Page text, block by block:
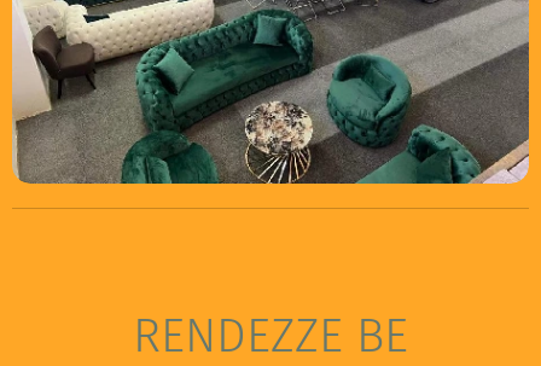
RENDEZZE BE